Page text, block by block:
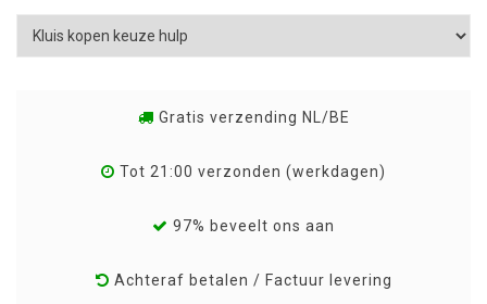
Gratis verzending NL/BE
Tot 21:00 verzonden (werkdagen)
97% beveelt ons aan
Achteraf betalen / Factuur levering